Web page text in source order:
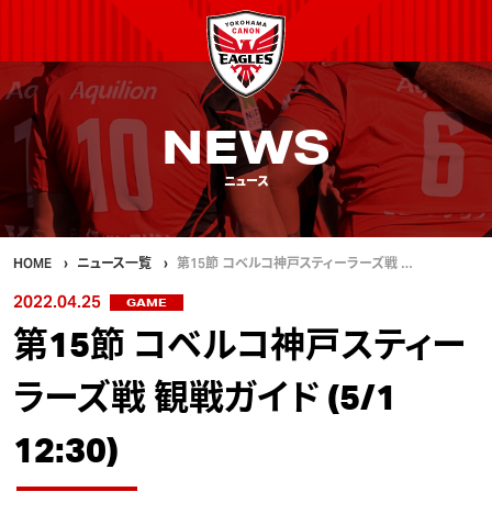
NEWS
ニュース
HOME ニュース一覧 第15節 コベルコ神戸スティーラーズ戦 …
2022.04.25 GAME
第15節 コベルコ神戸スティー
ラーズ戦 観戦ガイド (5/1
12:30)